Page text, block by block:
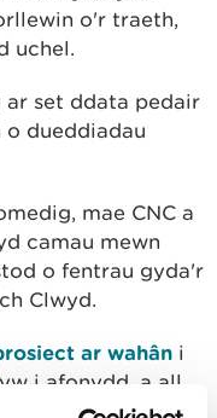
o'r traeth,
uchel.
ar set ddata pedair
dueddiadau
mae CNC a
camau mewn
o fentrau gyda'r
Clwyd.
ar wahân i
i afonydd, a all
yr ymdrechion